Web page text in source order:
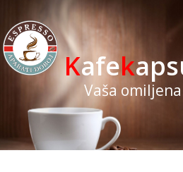
Kafek
Vaša omiljena